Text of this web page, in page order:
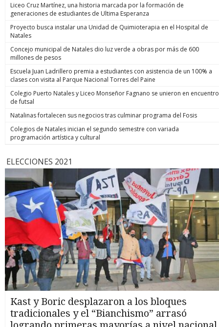
Liceo Cruz Martínez, una historia marcada por la formación de
generaciones de estudiantes de Ultima Esperanza
Proyecto busca instalar una Unidad de Quimioterapia en el Hospital de
Natales
Concejo municipal de Natales dio luz verde a obras por más de 600
millones de pesos
Escuela Juan Ladrillero premia a estudiantes con asistencia de un 100% a
clases con visita al Parque Nacional Torres del Paine
Colegio Puerto Natales y Liceo Monseñor Fagnano se unieron en encuentro
de futsal
Natalinas fortalecen sus negocios tras culminar programa del Fosis
Colegios de Natales inician el segundo semestre con variada
programación artística y cultural
ELECCIONES 2021
Kast y Boric desplazaron a los bloques
tradicionales y el “Bianchismo” arrasó